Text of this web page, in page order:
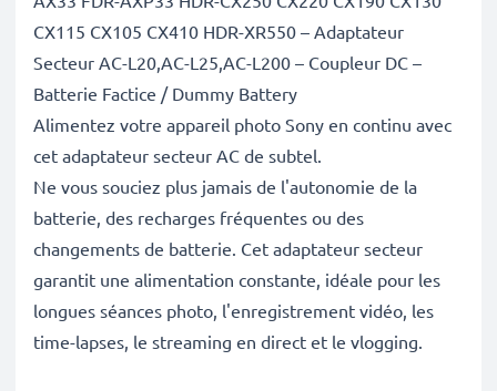
CX115 CX105 CX410 HDR-XR550 – Adaptateur
Secteur AC-L20,AC-L25,AC-L200 – Coupleur DC –
Batterie Factice / Dummy Battery
Alimentez votre appareil photo Sony en continu avec
cet adaptateur secteur AC de subtel.
Ne vous souciez plus jamais de l'autonomie de la
batterie, des recharges fréquentes ou des
changements de batterie. Cet adaptateur secteur
garantit une alimentation constante, idéale pour les
longues séances photo, l'enregistrement vidéo, les
time-lapses, le streaming en direct et le vlogging.